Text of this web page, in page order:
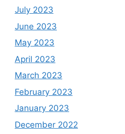
July 2023
June 2023
May 2023
April 2023
March 2023
February 2023
January 2023
December 2022